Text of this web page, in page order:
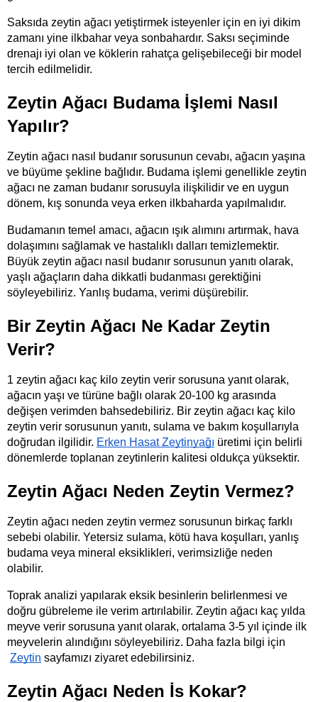
Saksıda zeytin ağacı yetiştirmek isteyenler için en iyi dikim
zamanı yine ilkbahar veya sonbahardır. Saksı seçiminde
drenajı iyi olan ve köklerin rahatça gelişebileceği bir model
tercih edilmelidir.
Zeytin Ağacı Budama İşlemi Nasıl
Yapılır?
Zeytin ağacı nasıl budanır sorusunun cevabı, ağacın yaşına
ve büyüme şekline bağlıdır. Budama işlemi genellikle zeytin
ağacı ne zaman budanır sorusuyla ilişkilidir ve en uygun
dönem, kış sonunda veya erken ilkbaharda yapılmalıdır.
Budamanın temel amacı, ağacın ışık alımını artırmak, hava
dolaşımını sağlamak ve hastalıklı dalları temizlemektir.
Büyük zeytin ağacı nasıl budanır sorusunun yanıtı olarak,
yaşlı ağaçların daha dikkatli budanması gerektiğini
söyleyebiliriz. Yanlış budama, verimi düşürebilir.
Bir Zeytin Ağacı Ne Kadar Zeytin
Verir?
1 zeytin ağacı kaç kilo zeytin verir sorusuna yanıt olarak,
ağacın yaşı ve türüne bağlı olarak 20-100 kg arasında
değişen verimden bahsedebiliriz. Bir zeytin ağacı kaç kilo
zeytin verir sorusunun yanıtı, sulama ve bakım koşullarıyla
doğrudan ilgilidir. Erken Hasat Zeytinyağı üretimi için belirli
dönemlerde toplanan zeytinlerin kalitesi oldukça yüksektir.
Zeytin Ağacı Neden Zeytin Vermez?
Zeytin ağacı neden zeytin vermez sorusunun birkaç farklı
sebebi olabilir. Yetersiz sulama, kötü hava koşulları, yanlış
budama veya mineral eksiklikleri, verimsizliğe neden
olabilir.
Toprak analizi yapılarak eksik besinlerin belirlenmesi ve
doğru gübreleme ile verim artırılabilir. Zeytin ağacı kaç yılda
meyve verir sorusuna yanıt olarak, ortalama 3-5 yıl içinde ilk
meyvelerin alındığını söyleyebiliriz. Daha fazla bilgi için
Zeytin sayfamızı ziyaret edebilirsiniz.
Zeytin Ağacı Neden İs Kokar?